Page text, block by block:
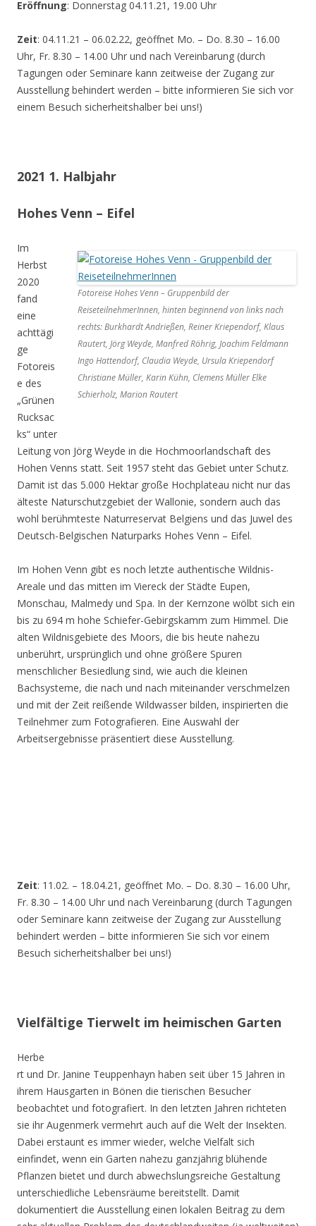
Eröffnung: Donnerstag 04.11.21, 19.00 Uhr
Zeit: 04.11.21 – 06.02.22, geöffnet Mo. – Do. 8.30 – 16.00
Uhr, Fr. 8.30 – 14.00 Uhr und nach Vereinbarung (durch
Tagungen oder Seminare kann zeitweise der Zugang zur
Ausstellung behindert werden – bitte informieren Sie sich vor
einem Besuch sicherheitshalber bei uns!)
2021 1. Halbjahr
Hohes Venn – Eifel
Fotoreise Hohes Venn – Gruppenbild der
ReiseteilnehmerInnen, hinten beginnend von links nach
rechts: Burkhardt Andrießen, Reiner Kriependorf, Klaus
Rautert, Jörg Weyde, Manfred Röhrig, Joachim Feldmann
Ingo Hattendorf, Claudia Weyde, Ursula Kriependorf
Christiane Müller, Karin Kühn, Clemens Müller Elke
Schierholz, Marion Rautert
Im
Herbst
2020
fand
eine
achttägi
ge
Fotoreis
e des
„Grünen
Rucksac
ks“ unter
Leitung von Jörg Weyde in die Hochmoorlandschaft des
Hohen Venns statt. Seit 1957 steht das Gebiet unter Schutz.
Damit ist das 5.000 Hektar große Hochplateau nicht nur das
älteste Naturschutzgebiet der Wallonie, sondern auch das
wohl berühmteste Naturreservat Belgiens und das Juwel des
Deutsch-Belgischen Naturparks Hohes Venn – Eifel.
Im Hohen Venn gibt es noch letzte authentische Wildnis-
Areale und das mitten im Viereck der Städte Eupen,
Monschau, Malmedy und Spa. In der Kernzone wölbt sich ein
bis zu 694 m hohe Schiefer-Gebirgskamm zum Himmel. Die
alten Wildnisgebiete des Moors, die bis heute nahezu
unberührt, ursprünglich und ohne größere Spuren
menschlicher Besiedlung sind, wie auch die kleinen
Bachsysteme, die nach und nach miteinander verschmelzen
und mit der Zeit reißende Wildwasser bilden, inspirierten die
Teilnehmer zum Fotografieren. Eine Auswahl der
Arbeitsergebnisse präsentiert diese Ausstellung.
Zeit: 11.02. – 18.04.21, geöffnet Mo. – Do. 8.30 – 16.00 Uhr,
Fr. 8.30 – 14.00 Uhr und nach Vereinbarung (durch Tagungen
oder Seminare kann zeitweise der Zugang zur Ausstellung
behindert werden – bitte informieren Sie sich vor einem
Besuch sicherheitshalber bei uns!)
Vielfältige Tierwelt im heimischen Garten
Herbe
rt und Dr. Janine Teuppenhayn haben seit über 15 Jahren in
ihrem Hausgarten in Bönen die tierischen Besucher
beobachtet und fotografiert. In den letzten Jahren richteten
sie ihr Augenmerk vermehrt auch auf die Welt der Insekten.
Dabei erstaunt es immer wieder, welche Vielfalt sich
einfindet, wenn ein Garten nahezu ganzjährig blühende
Pflanzen bietet und durch abwechslungsreiche Gestaltung
unterschiedliche Lebensräume bereitstellt. Damit
dokumentiert die Ausstellung einen lokalen Beitrag zu dem